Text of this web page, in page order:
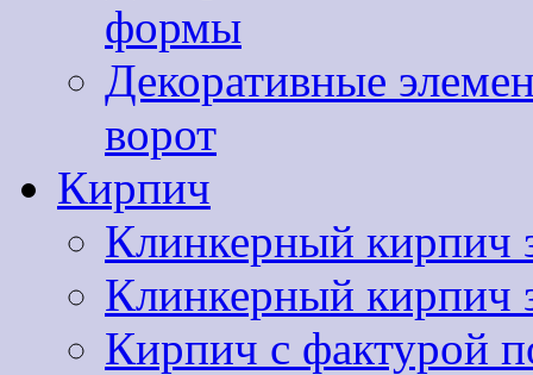
формы
Декоративные
ворот
Кирпич
Клинкерный кирпич
Клинкерный кирпич
Кирпич с фактурой